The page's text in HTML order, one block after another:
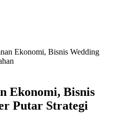
Ekonomi, Bisnis Wedding
Ekonomi, Bisnis
Putar Strategi